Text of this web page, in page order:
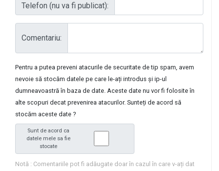
Telefon (nu va fi publicat):
Comentariu:
Pentru a putea preveni atacurile de securitate de tip spam, avem
nevoie să stocăm datele pe care le-ați introdus și ip-ul
dumneavoastră în baza de date. Aceste date nu vor fi folosite în
alte scopuri decat prevenirea atacurilor. Sunteți de acord să
stocăm aceste date ?
Sunt de acord ca
datele mele sa fie
stocate
Notă : Comentariile pot fi adăugate doar în cazul în care v-ați dat